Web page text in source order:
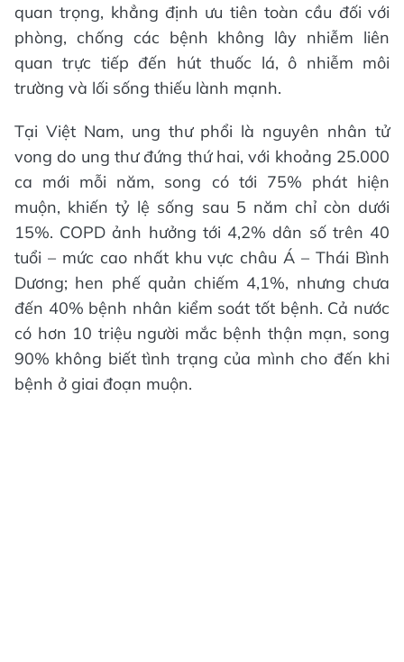
quan trọng, khẳng định ưu tiên toàn cầu đối với
phòng, chống các bệnh không lây nhiễm liên
quan trực tiếp đến hút thuốc lá, ô nhiễm môi
trường và lối sống thiếu lành mạnh.
Tại Việt Nam, ung thư phổi là nguyên nhân tử
vong do ung thư đứng thứ hai, với khoảng 25.000
ca mới mỗi năm, song có tới 75% phát hiện
muộn, khiến tỷ lệ sống sau 5 năm chỉ còn dưới
15%. COPD ảnh hưởng tới 4,2% dân số trên 40
tuổi – mức cao nhất khu vực châu Á – Thái Bình
Dương; hen phế quản chiếm 4,1%, nhưng chưa
đến 40% bệnh nhân kiểm soát tốt bệnh. Cả nước
có hơn 10 triệu người mắc bệnh thận mạn, song
90% không biết tình trạng của mình cho đến khi
bệnh ở giai đoạn muộn.